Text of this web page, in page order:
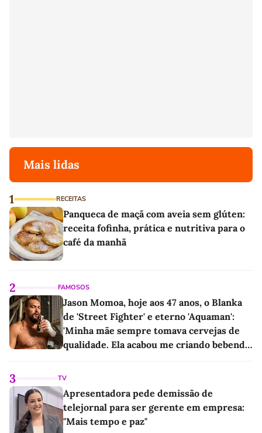
Mais lidas
1 RECEITAS
Panqueca de maçã com aveia sem glúten:
receita fofinha, prática e nutritiva para o
café da manhã
2 FAMOSOS
Jason Momoa, hoje aos 47 anos, o Blanka
de 'Street Fighter' e eterno 'Aquaman':
'Minha mãe sempre tomava cervejas de
qualidade. Ela acabou me criando bebendo
3 TV
Apresentadora pede demissão de
telejornal para ser gerente em empresa:
"Mais tempo e paz"